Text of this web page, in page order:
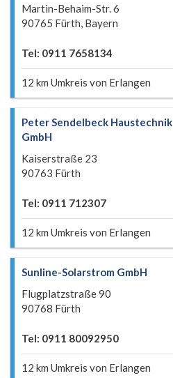
Martin-Behaim-Str. 6
90765 Fürth, Bayern
Tel: 0911 7658134
12 km Umkreis von Erlangen
Peter Sendelbeck Haustechnik
GmbH
Kaiserstraße 23
90763 Fürth
Tel: 0911 712307
12 km Umkreis von Erlangen
Sunline-Solarstrom GmbH
Flugplatzstraße 90
90768 Fürth
Tel: 0911 80092950
12 km Umkreis von Erlangen